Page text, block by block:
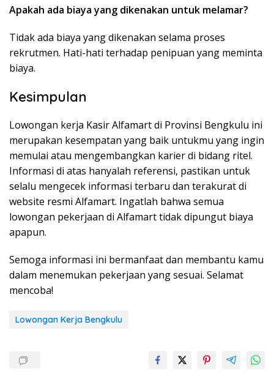
Apakah ada biaya yang dikenakan untuk melamar?
Tidak ada biaya yang dikenakan selama proses
rekrutmen. Hati-hati terhadap penipuan yang meminta
biaya.
Kesimpulan
Lowongan kerja Kasir Alfamart di Provinsi Bengkulu ini
merupakan kesempatan yang baik untukmu yang ingin
memulai atau mengembangkan karier di bidang ritel.
Informasi di atas hanyalah referensi, pastikan untuk
selalu mengecek informasi terbaru dan terakurat di
website resmi Alfamart. Ingatlah bahwa semua
lowongan pekerjaan di Alfamart tidak dipungut biaya
apapun.
Semoga informasi ini bermanfaat dan membantu kamu
dalam menemukan pekerjaan yang sesuai. Selamat
mencoba!
Lowongan Kerja Bengkulu